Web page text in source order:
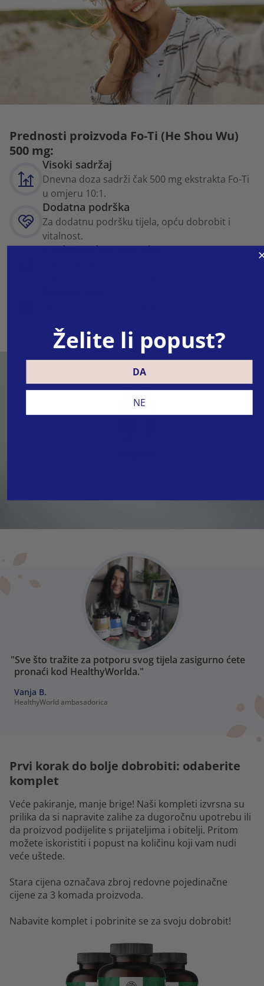
Prednosti proizvoda Fo-Ti (He Shou Wu)
500 mg:
Visoki sadržaj
Dnevna doza sadrži čak 500 mg ekstrakta Fo-Ti
u omjeru 10:1.
Dodatna podrška
Za dodatnu podršku tijela, opću dobrobit i
vitalnost.
Tradicionalna upotreba
"Sve što tražite za potporu svog tijela zasigurno ćete
pronaći kod HealthyWorlda."
Vanja B.
HealthyWorld ambasadorica
Prvi korak do bolje dobrobiti: odaberite
komplet
Veće pakiranje, manje brige! Naši kompleti izvrsna su
prilika da si napravite zalihe za dugoročnu upotrebu ili
da proizvod podijelite s prijateljima i obitelji. Pritom
možete iskoristiti i popust na količinu koji vam nudi
veće uštede.
Stara cijena označava zbroj redovne pojedinačne
cijene za 3 komada proizvoda.
Nabavite komplet i pobrinite se za svoju dobrobit!
Želite li popust?
DA
NE